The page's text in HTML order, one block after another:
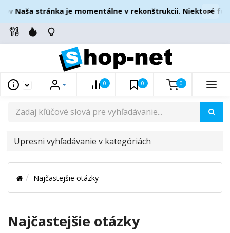
Naša stránka je momentálne v rekonštrukcii. Niektoré×
0 0 0
UPRESNI
V
KATEGÓRIÁCH
Najčastejšie otázky
Najčastejšie otázky